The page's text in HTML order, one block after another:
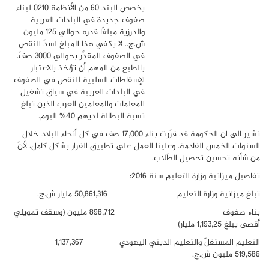
يخصص البند 60 من الأنظمة 0210 لبناء
صفوف جديدة في البلدات العربية
والدرزية مبلغًا قدره حوالي 125 مليون
ش.ج.. لا يكفي هذا المبلغ لسدّ النقص
في الصفوف المقدَّر بحوالي 3000 صفّ.
بالطبع من المهم أن تؤخذ بالاعتبار
الإسقاطات السلبية للنقص في الصفوف
في البلدات العربية في سياق تشغيل
المعلمات والمعلمين العرب الذين تبلغ
نسبة البطالة لديهم 40% اليوم.
نشير الى ان الحكومة قد قرّرت بناء 17,000 صف في كل أنحاء البلاد خلال
السنوات الخمس القادمة. وعلينا العمل على تطبيق القرار بشكل كامل، لأنّ
من شأنه تحسين تحصيل الطّلاب.
تفاصيل ميزانية وزارة التعليم سنة 2016:
تبلغ ميزانية وزارة التعليم 50,861,316 مليار ش.ج.
بناء صفوف 898,712 مليون (وسقف تمويلي
أقصى يبلغ 1,193,25 مليار)
التعليم المستقلّ والتعليم الديني اليهودي 1,137,367
519,586 مليون ش.ج.